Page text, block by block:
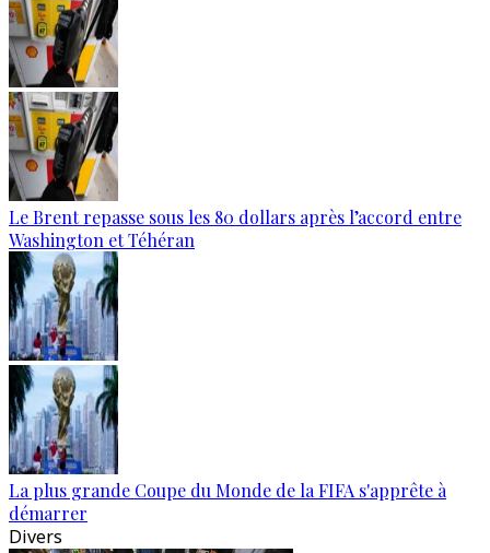
Le Brent repasse sous les 80 dollars après l’accord entre
Washington et Téhéran
La plus grande Coupe du Monde de la FIFA s'apprête à
démarrer
Divers